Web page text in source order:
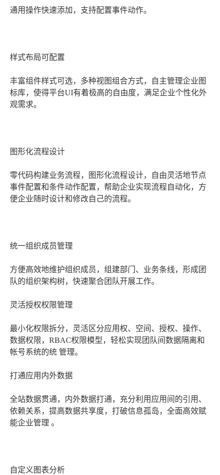
通用操作快速添加，支持配置事件动作。
样式布局可配置
丰富组件样式可选，多种视图组合方式，自主管理企业图
标库，使得平台UI有着极高的自由度，满足企业个性化外
观需求。
图形化流程设计
零代码构建业务流程，图形化流程设计，自由灵活地节点
事件配置和条件动作配置，帮助企业实现流程自动化，方
便企业随时设计和修改自己的流程。
统一组织成员管理
方便高效地维护组织成员，组建部门、业务条线，形成团
队的组织架构树，快速聚合团队开展工作。
灵活授权权限管理
最小化权限拆分，灵活区分应用权、空间、授权、操作、
数据权限，RBAC权限模型，轻松实现团队间数据隔离和
帐号系统的统 管理。
打通应用内外数据
全站数据贯通，内外数据打通，充分利用应用间的引用、
依赖关系，提高数据共享度，打破信息孤岛，全面高效赋
能企业管理 。
自定义图表分析